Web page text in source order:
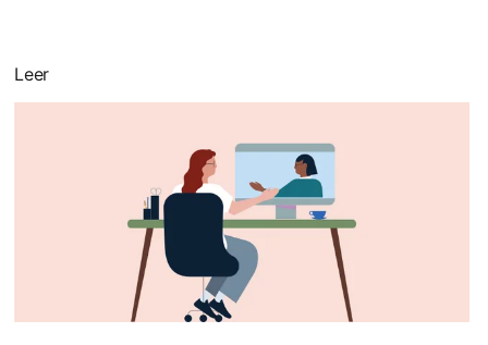
Leer